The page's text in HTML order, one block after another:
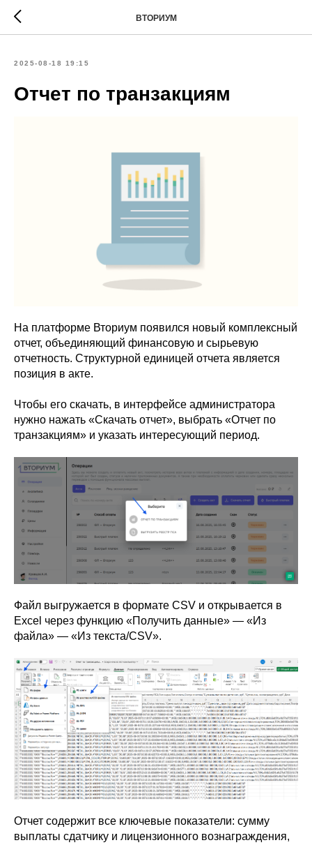
ВТОРИУМ
2025-08-18 19:15
Отчет по транзакциям
На платформе Вториум появился новый комплексный
отчет, объединяющий финансовую и сырьевую
отчетность. Структурной единицей отчета является
позиция в акте.
Чтобы его скачать, в интерфейсе администратора
нужно нажать «Скачать отчет», выбрать «Отчет по
транзакциям» и указать интересующий период.
Файл выгружается в формате CSV и открывается в
Excel через функцию «Получить данные» — «Из
файла» — «Из текста/CSV».
Отчет содержит все ключевые показатели: сумму
выплаты сдатчику и лицензионного вознаграждения,